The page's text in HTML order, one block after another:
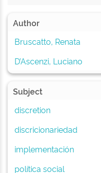
Author
Bruscatto, Renata
D’Ascenzi, Luciano
Subject
discretion
discricionariedad
implementación
política social